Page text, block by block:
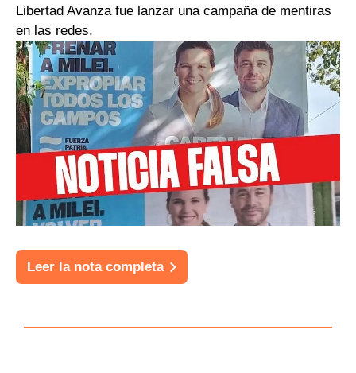
Libertad Avanza fue lanzar una campaña de mentiras
en las redes.
Leer la nota completa